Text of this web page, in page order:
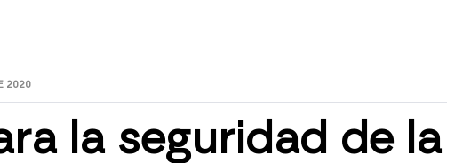
2020
la seguridad de la